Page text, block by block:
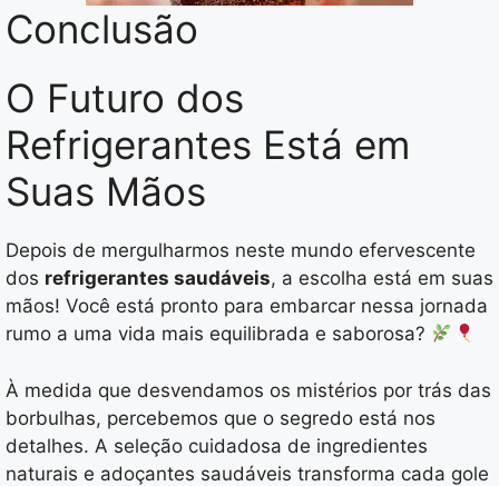
Conclusão
O Futuro dos
Refrigerantes Está em
Suas Mãos
Depois de mergulharmos neste mundo efervescente
dos refrigerantes saudáveis, a escolha está em suas
mãos! Você está pronto para embarcar nessa jornada
rumo a uma vida mais equilibrada e saborosa?
À medida que desvendamos os mistérios por trás das
borbulhas, percebemos que o segredo está nos
detalhes. A seleção cuidadosa de ingredientes
naturais e adoçantes saudáveis transforma cada gole